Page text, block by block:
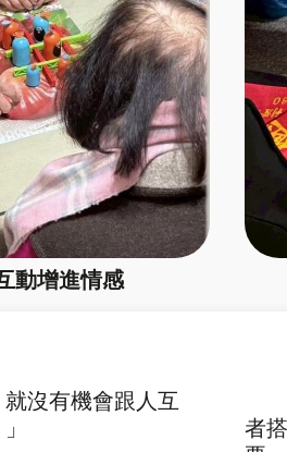
動增進情感
沒有機會跟人互
一
者